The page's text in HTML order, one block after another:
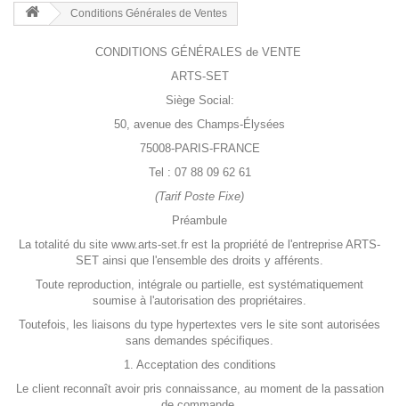
Conditions Générales de Ventes
CONDITIONS GÉNÉRALES de VENTE
ARTS-SET
Siège Social:
50, avenue des Champs-Élysées
75008-PARIS-FRANCE
Tel : 07 88 09 62 61
(Tarif Poste Fixe)
Préambule
La totalité du site www.arts-set.fr est la propriété de l'entreprise ARTS-
SET ainsi que l'ensemble des droits y afférents.
Toute reproduction, intégrale ou partielle, est systématiquement
soumise à l'autorisation des propriétaires.
Toutefois, les liaisons du type hypertextes vers le site sont autorisées
sans demandes spécifiques.
1. Acceptation des conditions
Le client reconnaît avoir pris connaissance, au moment de la passation